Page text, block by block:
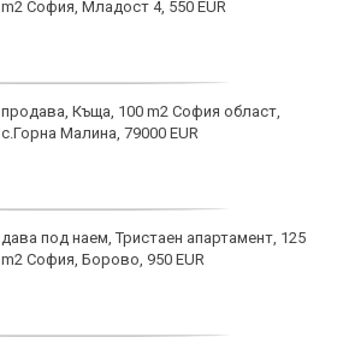
m2 София, Младост 4, 550 EUR
продава, Къща, 100 m2 София област,
с.Горна Малина, 79000 EUR
дава под наем, Тристаен апартамент, 125
m2 София, Борово, 950 EUR